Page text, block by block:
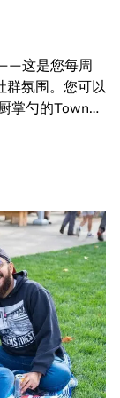
这是您每周
群氛围。您可以
掌勺的Town
现快闪表演、